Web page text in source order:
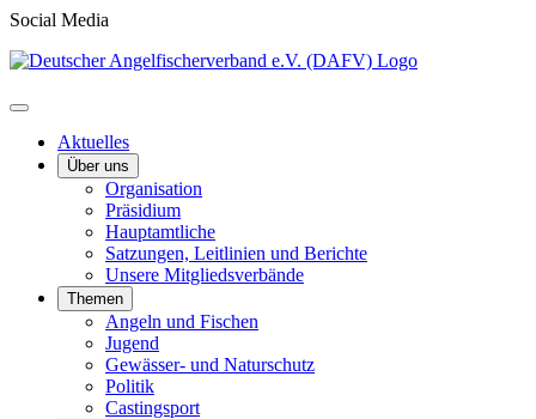
Social Media
Aktuelles
Über uns
Organisation
Präsidium
Hauptamtliche
Satzungen, Leitlinien und Berichte
Unsere Mitgliedsverbände
Themen
Angeln und Fischen
Jugend
Gewässer- und Naturschutz
Politik
Castingsport